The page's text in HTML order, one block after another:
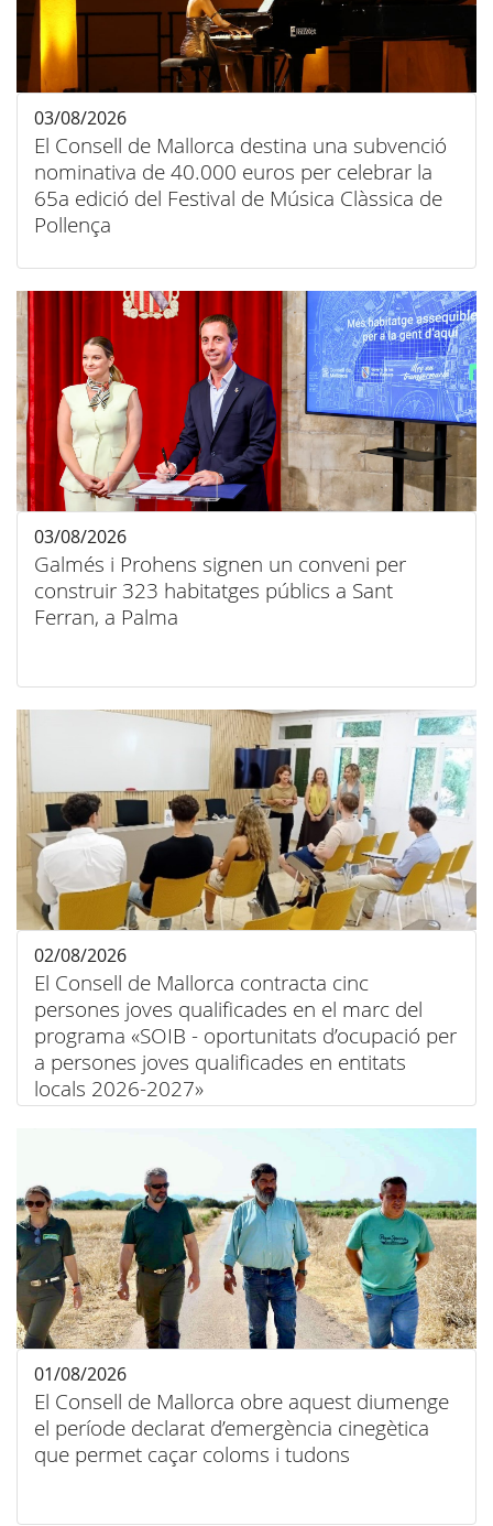
El Consell de Mallorca destina una subvenció
nominativa de 40.000 euros per celebrar la
65a edició del Festival de Música Clàssica de
Pollença
03/08/2026
Galmés i Prohens signen un conveni per
construir 323 habitatges públics a Sant
Ferran, a Palma
03/08/2026
El Consell de Mallorca contracta cinc
persones joves qualificades en el marc del
programa «SOIB - oportunitats d’ocupació per
a persones joves qualificades en entitats
locals 2026-2027»
02/08/2026
El Consell de Mallorca obre aquest diumenge
el període declarat d’emergència cinegètica
que permet caçar coloms i tudons
01/08/2026